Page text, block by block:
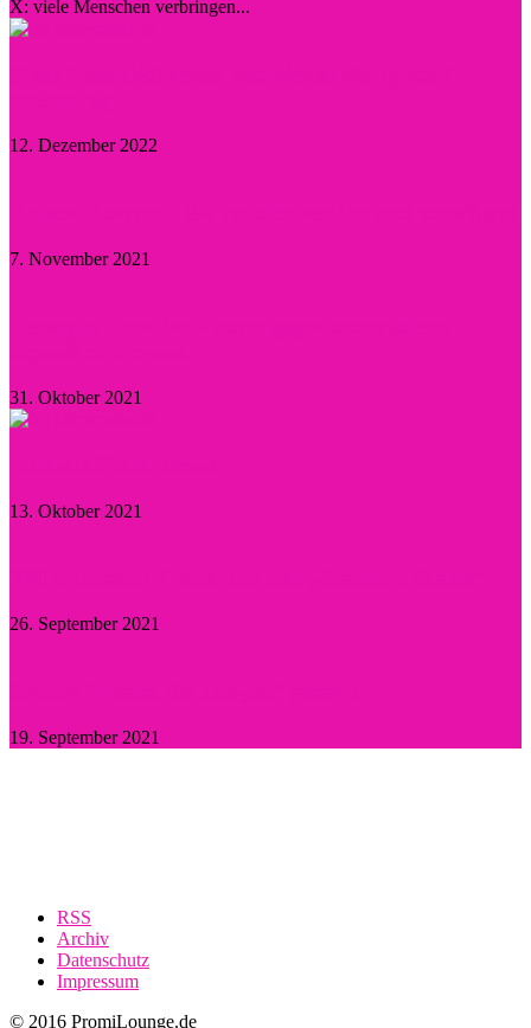
X: viele Menschen verbringen...
12. Dezember 2022
7. November 2021
31. Oktober 2021
13. Oktober 2021
26. September 2021
19. September 2021
RSS
Archiv
Datenschutz
Impressum
© 2016 PromiLounge.de